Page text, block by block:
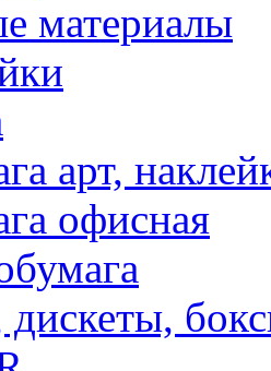
материалы
арт,
офисная
дискеты,